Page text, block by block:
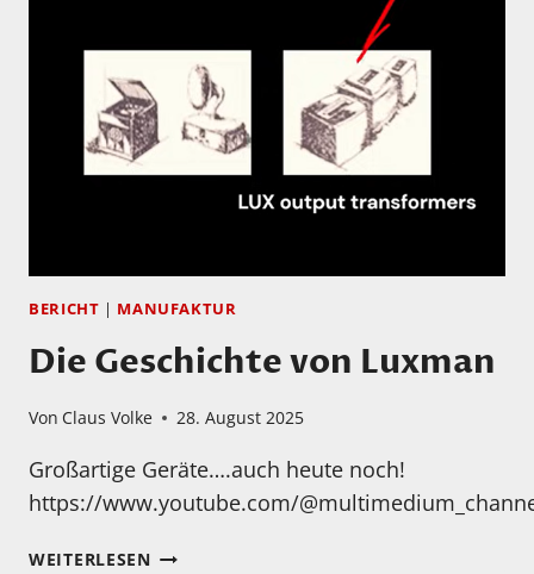
BERICHT | MANUFAKTUR
Die Geschichte von Luxman
Von Claus Volke 28. August 2025
Großartige Geräte….auch heute noch!
https://www.youtube.com/
WEITERLESENDIE